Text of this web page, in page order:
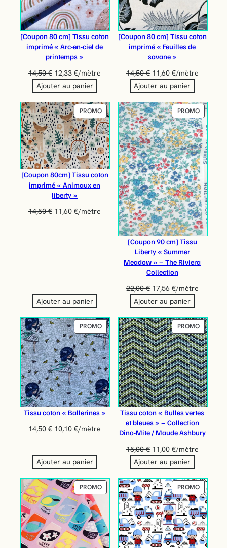
[Coupon 80 cm] Tissu coton
imprimé « Arc-en-ciel de
printemps »
14,50€ 12,33€/mètre
Ajouter au panier
[Coupon 80 cm] Tissu coton
imprimé « Feuilles de
savane »
14,50€ 11,60 €/mètre
Ajouter au panier
PROMOPRODUIT
EN
PROMOTION
[Coupon 80cm] Tissu coton
imprimé « Animaux en
liberty »
14,50€ 11,60€/mètre
Ajouter au panier
PROMOPRODUIT
EN
[Coupon 90 cm] Tissu
Liberty « Summer
Meadow » – The Riviera
Collection
22,00€ 17,56 €/mètre
Ajouter au panier
PROMOPRODUIT
EN
PROMOTION
Tissu coton « Ballerines »
14,50€ 10,10€/mètre
Ajouter au panier
PROMOPRODUIT
EN
Tissu coton « Bulles vertes
et bleues » – Collection
Dino-Mite / Maude Ashbury
15,00€ 11,00 €/mètre
Ajouter au panier
PROMOPRODUIT
EN
PROMOTION
PROMOPRODUIT
EN